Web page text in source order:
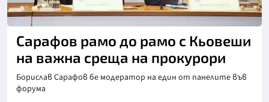
Снимка: Прокуратура на Република България
Сарафов рамо до рамо с Кьовеши
на важна среща на прокурори
Борислав Сарафов бе модератор на един от панелите във
форума